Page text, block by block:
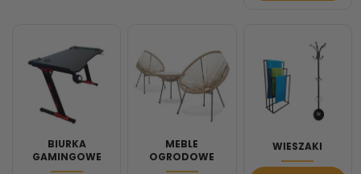
BIURKA
GAMINGOWE
MEBLE
OGRODOWE
WIESZAKI